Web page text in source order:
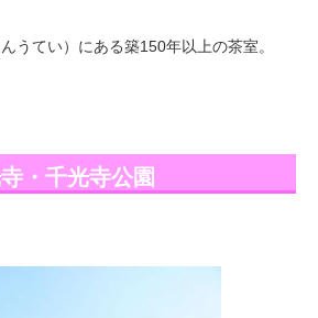
うてい）にある築150年以上の茶室。
・千光寺公園